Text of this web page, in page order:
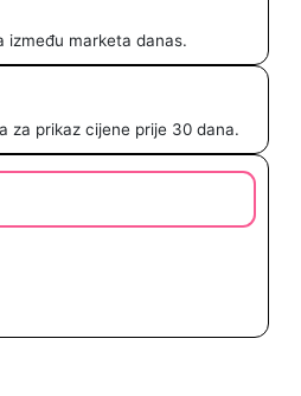
između marketa danas.
za prikaz cijene prije 30 dana.